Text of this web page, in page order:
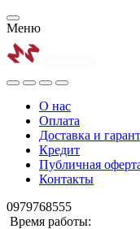
Меню
О нас
Оплата
Доставка и
Кредит
Публичная
Контакты
0979768555
Время работы: